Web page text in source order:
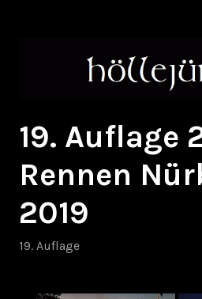
19. Auflage
Rennen
2019
19. Auflage